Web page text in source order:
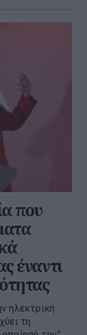
που
έναντι
ηλεκτρική
τη